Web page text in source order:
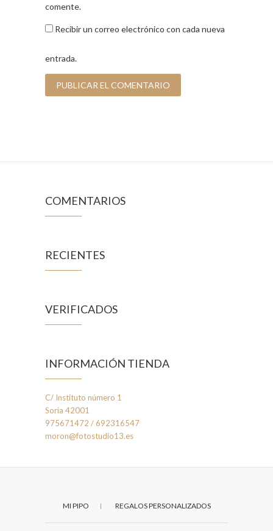
comente.
Recibir un correo electrónico con cada nueva
entrada.
COMENTARIOS
RECIENTES
VERIFICADOS
INFORMACIÓN TIENDA
C/ Instituto número 1
Soria 42001
975671472 / 692316547
moron@fotostudio13.es
MI PIPO REGALOS PERSONALIZADOS